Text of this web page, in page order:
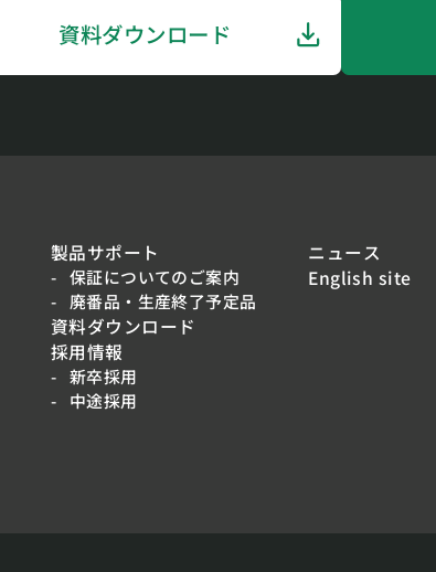
資料ダウンロード
製品サポート
保証についてのご案内
廃番品・生産終了予定品
資料ダウンロード
採用情報
新卒採用
中途採用
ニュース
English site